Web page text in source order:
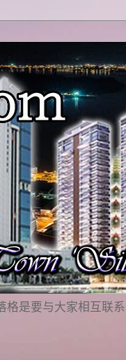
是要与大家相互联